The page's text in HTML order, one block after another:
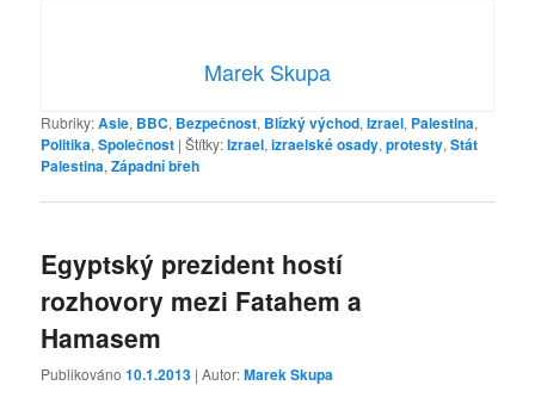
Marek Skupa
Rubriky:Asie, BBC, Bezpečnost, Blízký východ,Izrael, Palestina,
Politika,Společnost |Štítky:Izrael,izraelské osady,protesty,Stát
Palestina,Západní břeh
Egyptský prezident hostí
rozhovory mezi Fatahem a
Hamasem
Publikováno10.1.2013 | Autor:Marek Skupa